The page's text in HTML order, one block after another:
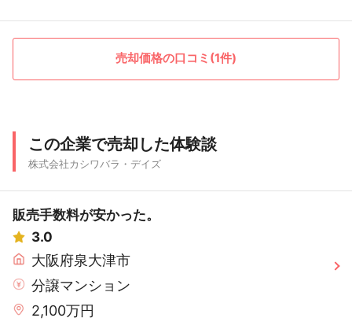
売却価格の口コミ(1件)
この企業で売却した体験談
株式会社カシワバラ・デイズ
販売手数料が安かった。
3.0
大阪府泉大津市
分譲マンション
2,100万円